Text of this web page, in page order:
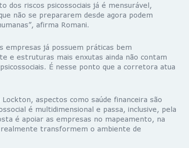
dos riscos psicossociais já é mensurável,
não se prepararem desde agora podem
afirma Romani.
empresas já possuem práticas bem
e estruturas mais enxutas ainda não contam
É nesse ponto que a corretora atua
aspectos como saúde financeira são
é multidimensional e passa, inclusive, pela
é apoiar as empresas no mapeamento, na
transformem o ambiente de